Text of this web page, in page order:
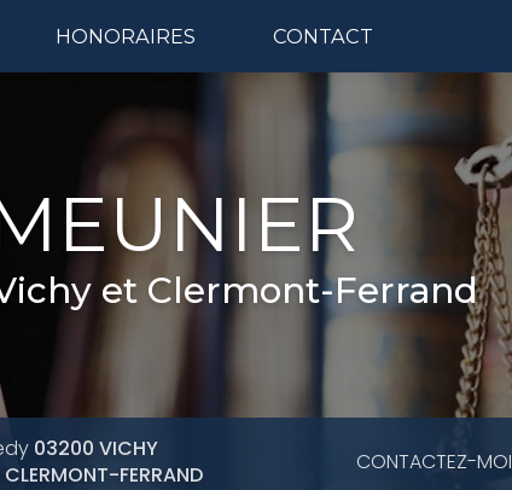
Navigation principale
HONORAIRES CONTACT
et Clermont-Ferrand
03200 VICHY
FERRAND CONTACTEZ-MOI